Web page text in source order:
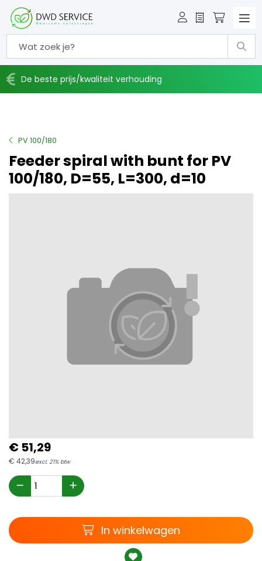
Offerte
De beste prijs/kwaliteit verhouding
PV 100/180
Feeder spiral with bunt for PV
100/180, D=55, L=300, d=10
€ 51,29
€ 42,39excl. 21% btw
Winkelwagen
In winkelwagen